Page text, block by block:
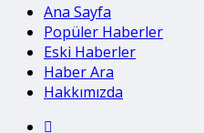
Ana Sayfa
Popüler Haberler
Eski Haberler
Haber Ara
Hakkımızda